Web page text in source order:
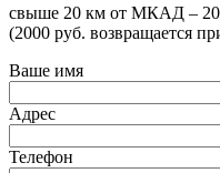
свыше 20 км от МКАД –
(2000 руб. возвращается
Ваше имя
Адрес
Телефон